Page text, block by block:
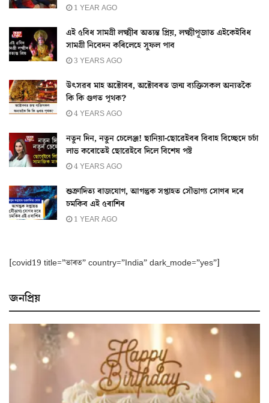
1 YEAR AGO
এই ৫বিধ সামগ্ৰী লক্ষ্মীৰ অত্যন্ত প্ৰিয়, লক্ষ্মীপূজাত এইকেইবিধ
সামগ্ৰী নিবেদন কৰিলেহে সুফল পাব
3 YEARS AGO
উৎসৱৰ মাহ অক্টোবৰ, অক্টোবৰত জন্ম ব্যক্তিসকল অন্যতকৈ
কি কি গুণত পৃথক?
4 YEARS AGO
নতুন দিন, নতুন চেলেঞ্জ! ছানিয়া-ছোৱেইবৰ বিবাহ বিচ্ছেদে চৰ্চা
লাভ কৰোতেই ছোৱেইবে দিলে বিশেষ পষ্ট
4 YEARS AGO
শুক্ৰাদিত্য ৰাজযোগ, আগন্তুক সপ্তাহত সৌভাগ্য সোণৰ দৰে
চমকিব এই ৫ৰাশিৰ
1 YEAR AGO
[covid19 title=”ভাৰত” country=”India” dark_mode=”yes”]
জনপ্ৰিয়